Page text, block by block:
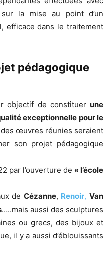
la mise au point d’un
efficace dans le traitement
pédagogique
objectif de constituer une
exceptionnelle pour le
œuvres réunies seraient
son projet pédagogique
par l’ouverture de « l’école
de Cézanne, Renoir, Van
…..mais aussi des sculptures
ou grecs, des bijoux et
il y a aussi d’éblouissants